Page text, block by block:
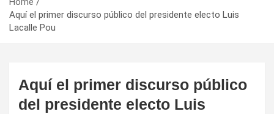
Aquí el primer discurso público del presidente electo Luis
Lacalle Pou
Aquí el primer discurso público
del presidente electo Luis